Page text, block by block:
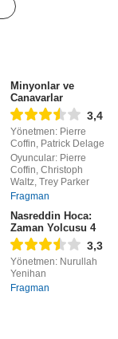
Minyonlar ve
Canavarlar
3,4
Yönetmen: Pierre
Coffin, Patrick Delage
Oyuncular: Pierre
Coffin, Christoph
Waltz, Trey Parker
Fragman
Nasreddin Hoca:
Zaman Yolcusu 4
3,3
Yönetmen: Nurullah
Yenihan
Fragman